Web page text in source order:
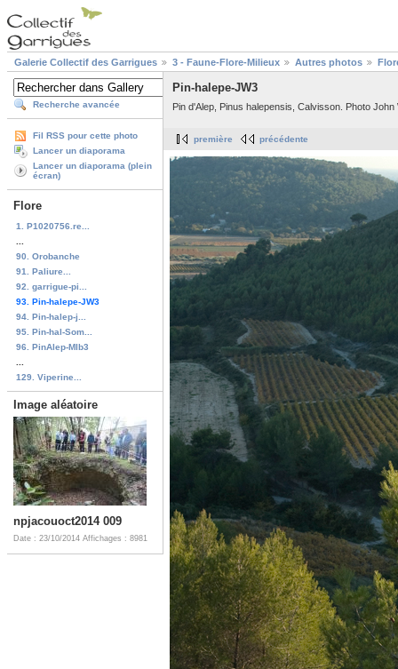
Galerie Collectif des Garrigues 3 - Faune-Flore-Milieux Autres photos
Recherche avancée
Fil RSS pour cette photo
Lancer un diaporama
Lancer un diaporama (plein
écran)
Flore
1. P1020756.re...
90. Orobanche
91. Paliure...
92. garrigue-pi...
93. Pin-halepe-JW3
94. Pin-halep-j...
95. Pin-hal-Som...
96. PinAlep-MIb3
129. Viperine...
Image aléatoire
npjacouoct2014 009
Date : 23/10/2014 Affichages : 8981
Pin-halepe-JW3
Pin d'Alep, Pinus halepensis, Calvisson. Photo
première précédente